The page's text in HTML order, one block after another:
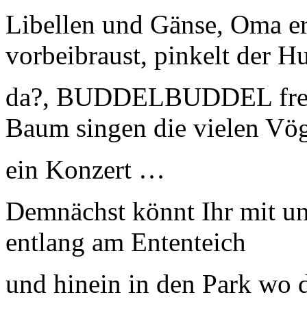
Libellen und Gänse, Oma
vorbeibraust, pinkelt der
da?, BUDDELBUDDEL
Baum singen die vielen
ein Konzert …
Demnächst könnt Ihr mit
entlang am Ententeich
und hinein in den Park wo